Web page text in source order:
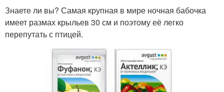
Знаете ли вы? Самая крупная в мире ночная бабочка
имеет размах крыльев 30 см и поэтому её легко
перепутать с птицей.